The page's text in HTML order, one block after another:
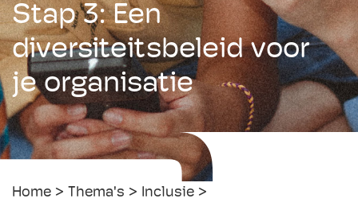
Stap 3: Een
diversiteitsbeleid voor
je organisatie
Home Thema's
Inclusie